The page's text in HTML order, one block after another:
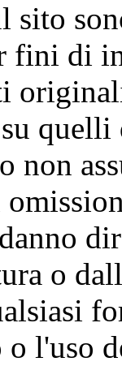
sito
fini di
non
o
o l'uso